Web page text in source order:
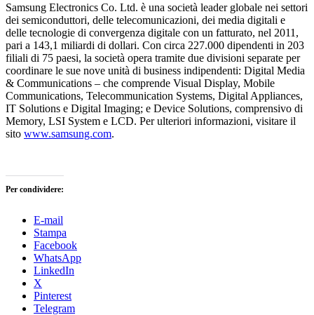
Samsung Electronics Co. Ltd. è una società leader globale nei settori
dei semiconduttori, delle telecomunicazioni, dei media digitali e
delle tecnologie di convergenza digitale con un fatturato, nel 2011,
pari a 143,1 miliardi di dollari. Con circa 227.000 dipendenti in 203
filiali di 75 paesi, la società opera tramite due divisioni separate per
coordinare le sue nove unità di business indipendenti: Digital Media
& Communications – che comprende Visual Display, Mobile
Communications, Telecommunication Systems, Digital Appliances,
IT Solutions e Digital Imaging; e Device Solutions, comprensivo di
Memory, LSI System e LCD. Per ulteriori informazioni, visitare il
sito www.samsung.com.
Per condividere:
E-mail
Stampa
Facebook
WhatsApp
LinkedIn
X
Pinterest
Telegram